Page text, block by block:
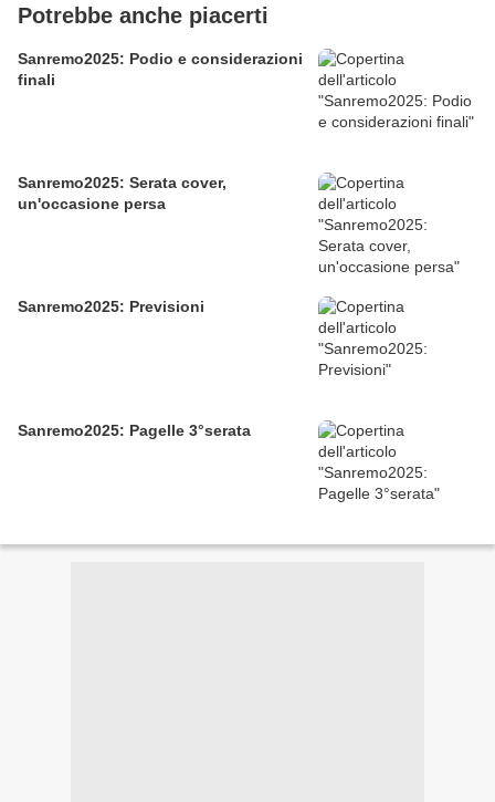
Potrebbe anche piacerti
Sanremo2025: Podio e considerazioni
finali
Sanremo2025: Serata cover,
un'occasione persa
Sanremo2025: Previsioni
Sanremo2025: Pagelle 3°serata